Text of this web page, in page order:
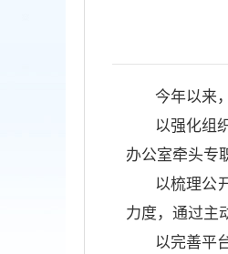
今年以来
以强化组
办公室牵头专
以梳理公
力度，通过主
以完善平